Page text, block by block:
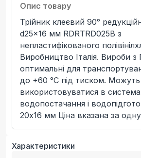
Опис товару
Трійник клеєвий 90°
d25x16 мм RDRTRD025B з
непластифікованого
Виробництво Італія. Вироби
оптимальні для
до +60 °C під тиском. Можуть
використовуватися в
водопостачання і
20x16 мм Ціна вказана за
Характеристики